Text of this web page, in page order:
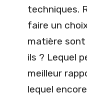
techniques.
faire un
matière sont
ils ? Lequel
meilleur
lequel